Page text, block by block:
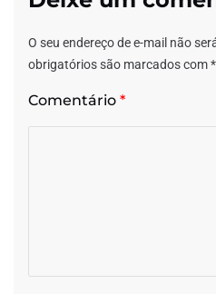
O seu endereço de e-mail não
obrigatórios são marcados com*
Comentário *